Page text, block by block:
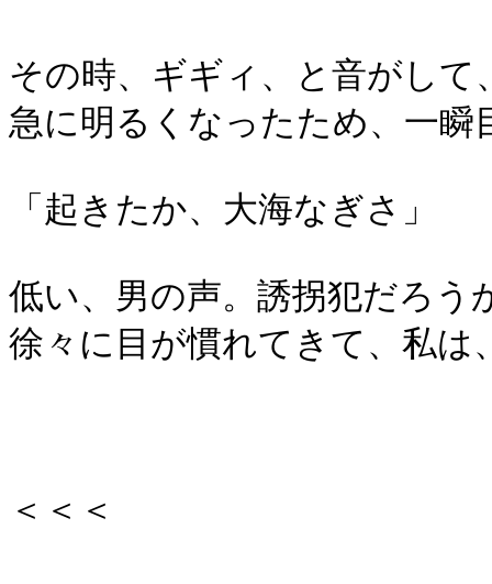
その時、ギギィ、と音がして
急に明るくなったため、一瞬
「起きたか、大海なぎさ」
低い、男の声。誘拐犯だろう
徐々に目が慣れてきて、私は
＜＜＜